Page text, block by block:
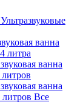
Ультразвуковые
ванна
литра
ванна
ванна
Все